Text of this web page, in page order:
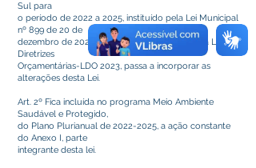
Sul para
o período de 2022 a 2025, instituído pela Lei Municipal
nº 899 de 20 de
dezembro de 2021, e as Prioridades e Metas da Lei de
Diretrizes
Orçamentárias-LDO 2023, passa a incorporar as
alterações desta Lei.
Art. 2º Fica incluída no programa Meio Ambiente
Saudável e Protegido,
do Plano Plurianual de 2022-2025, a ação constante
do Anexo I, parte
integrante desta lei.